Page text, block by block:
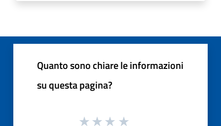
Quanto sono chiare le informazioni
su questa pagina?